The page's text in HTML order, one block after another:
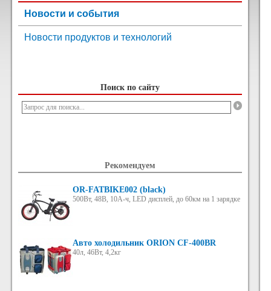
Новости и события
Новости продуктов и технологий
Поиск по сайту
Рекомендуем
OR-FATBIKE002 (black)
500Вт, 48В, 10А-ч, LED дисплей, до 60км на 1 зарядке
Авто холодильник ORION CF-400BR
40л, 46Вт, 4,2кг